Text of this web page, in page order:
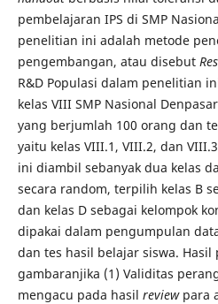
pembelajaran IPS di SMP
penelitian ini adalah metode
pengembangan, atau disebut
R&D Populasi dalam penelitian
kelas VIII SMP Nasional
yang berjumlah 100 orang dan
yaitu kelas VIII.1, VIII.2, dan
ini diambil sebanyak dua kelas
secara random, terpilih kelas B
dan kelas D sebagai kelompok
dipakai dalam pengumpulan
dan tes hasil belajar siswa.
gambaranjika (1) Validitas
mengacu pada hasil review para